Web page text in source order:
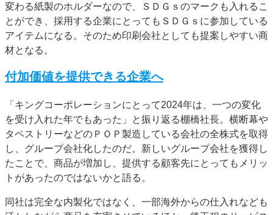
変わる紙製のホルダーなので、ＳＤＧｓのマークも入れるこ
とができ、採用する企業にとってもＳＤＧｓに参加している
アイテムになる。そのため印刷会社としても提案しやすい商
材となる。
付加価値を提供できる企業へ
「キングコーポレーションにとって2024年は、一つの変化
を受け入れた年でもあった」と振り返る棚橋社長。横断幕や
タペストリーなどのＰＯＰ製造している会社の全株式を取得
し、グループ会社化したのだ。新しいグループ会社を獲得し
たことで、商品が増加し、提供する顧客先にとってもメリッ
トがあったのではないかと語る。
同社は完全な内製化ではなく、一部海外からの仕入れなども